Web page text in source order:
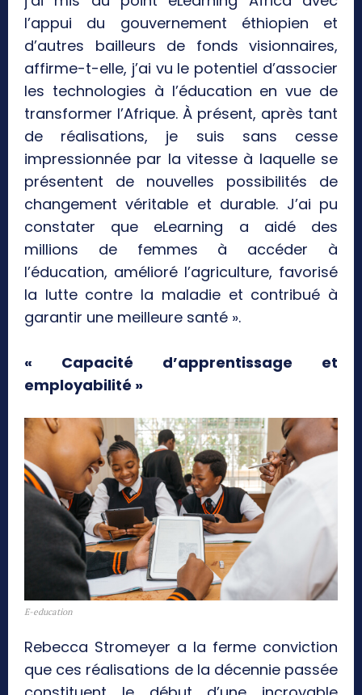
l’appui du gouvernement éthiopien et
d’autres bailleurs de fonds visionnaires,
affirme-t-elle, j’ai vu le potentiel d’associer
les technologies à l’éducation en vue de
transformer l’Afrique. À présent, après tant
de réalisations, je suis sans cesse
impressionnée par la vitesse à laquelle se
présentent de nouvelles possibilités de
changement véritable et durable. J’ai pu
constater que eLearning a aidé des
millions de femmes à accéder à
l’éducation, amélioré l’agriculture, favorisé
la lutte contre la maladie et contribué à
garantir une meilleure santé ».
« Capacité d’apprentissage et
employabilité »
E-education
Rebecca Stromeyer a la ferme conviction
que ces réalisations de la décennie passée